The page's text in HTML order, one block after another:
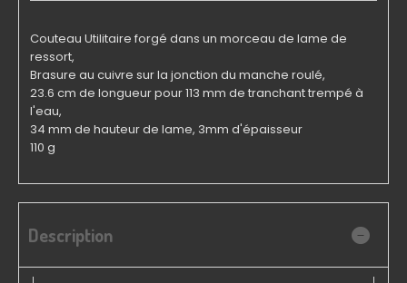
Couteau Utilitaire forgé dans un morceau de lame de
ressort,
Brasure au cuivre sur la jonction du manche roulé,
23.6 cm de longueur pour 113 mm de tranchant trempé à
l'eau,
34 mm de hauteur de lame, 3mm d'épaisseur
110 g
Description